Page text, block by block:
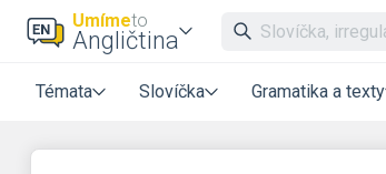
Umímeto
Angličtina
Témata Slovíčka Gramatika a texty